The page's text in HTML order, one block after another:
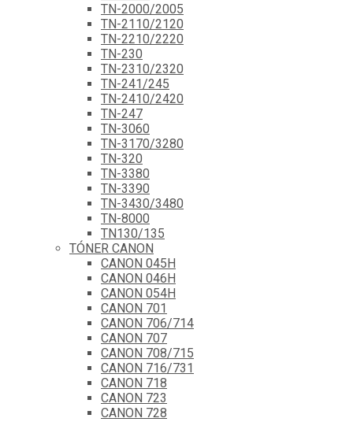
TN-2000/2005
TN-2110/2120
TN-2210/2220
TN-230
TN-2310/2320
TN-241/245
TN-2410/2420
TN-247
TN-3060
TN-3170/3280
TN-320
TN-3380
TN-3390
TN-3430/3480
TN-8000
TN130/135
TÓNER CANON
CANON 045H
CANON 046H
CANON 054H
CANON 701
CANON 706/714
CANON 707
CANON 708/715
CANON 716/731
CANON 718
CANON 723
CANON 728